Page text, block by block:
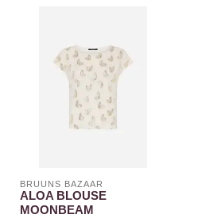
BRUUNS BAZAAR
ALOA BLOUSE
MOONBEAM